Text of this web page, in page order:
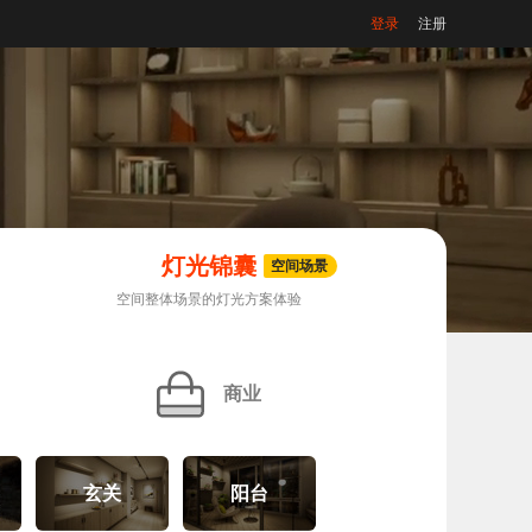
登录 注册
灯光锦囊
空间场景
空间整体场景的灯光方案体验
商业
玄关 阳台